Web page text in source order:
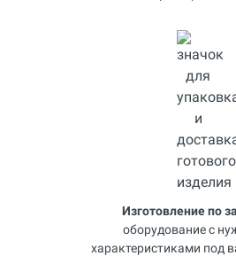
Изготовление по
оборудование с
характеристиками под